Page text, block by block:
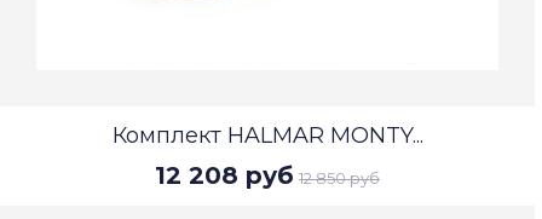
Комплект HALMAR MONTY...
12 208 руб 12 850 руб